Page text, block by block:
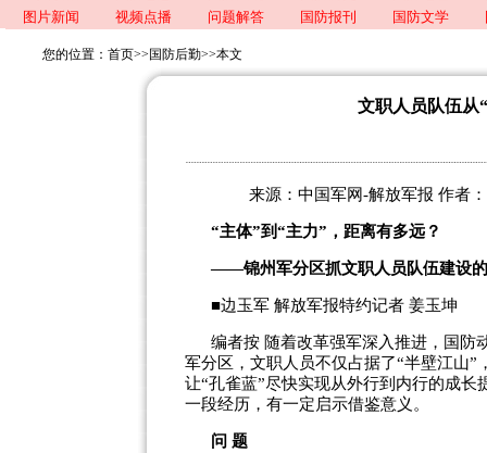
图片新闻
视频点播 问题解答 国防报刊 国防文学
您的位置： 首页>> 国防后勤>>本文
文职人员队伍从
来源：中国军网-解放军报 作者
“主体”到“主力”，距离有多远？
——锦州军分区抓文职人员队伍建设
■边玉军 解放军报特约记者 姜玉坤
编者按 随着改革强军深入推进，国防
军分区，文职人员不仅占据了“半壁江山
让“孔雀蓝”尽快实现从外行到内行的成
一段经历，有一定启示借鉴意义。
问 题